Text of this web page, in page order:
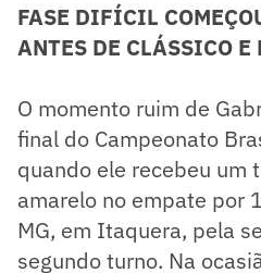
FASE DIFÍCIL
ANTES DE CLÁSSICO E
O momento ruim de
final do Campeonato
quando ele recebeu um
amarelo no empate por
MG, em Itaquera, pela
segundo turno. Na